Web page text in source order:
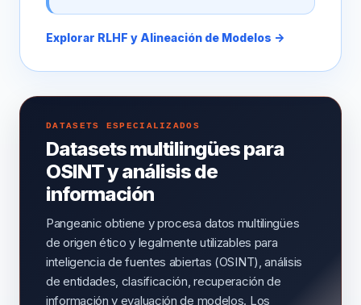
Explorar RLHF y Alineación de Modelos →
DATASETS ESPECIALIZADOS
Datasets multilingües para
OSINT y análisis de
información
Pangeanic obtiene y procesa datos multilingües
de origen ético y legalmente utilizables para
inteligencia de fuentes abiertas (OSINT), análisis
de entidades, clasificación, recuperación de
información y evaluación de modelos. Los